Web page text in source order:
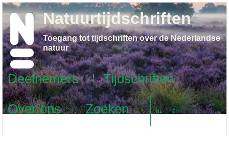
Deelnemers
Tijdschriften
Over ons
Zoeken NL EN
Natuurtijdschriften
Toegang tot tijdschriften over de Nederlandse
natuur